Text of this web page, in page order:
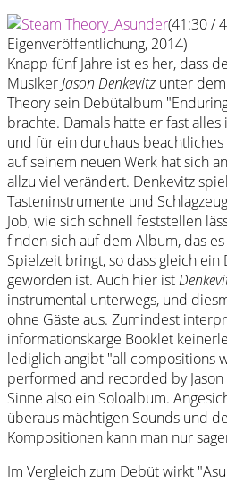
(41:30 /
Eigenveröffentlichung, 2014)
Knapp fünf Jahre ist es her, dass
MusikerJason Denkevitz unter
Theory sein Debütalbum
brachte. Damals hatte er fast
und für ein durchaus
auf seinem neuen Werk hat sich
allzu viel verändert. Denkevitz
Tasteninstrumente und
Job, wie sich schnell feststellen
finden sich auf dem Album, das
Spielzeit bringt, so dass gleich
geworden ist. Auch hier ist
instrumental unterwegs, und
ohne Gäste aus. Zumindest
informationskarge Booklet
lediglich angibt "all compositions
performed and recorded by
Sinne also ein Soloalbum.
überaus mächtigen Sounds und
Kompositionen kann man nur
Im Vergleich zum Debüt wirkt